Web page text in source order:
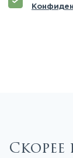
Скорее